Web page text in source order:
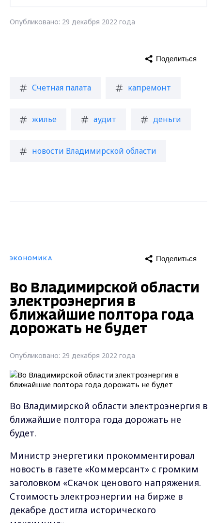
Опубликовано: 29 декабря 2022 года
Счетная палата капремонт
жилье аудит деньги
новости Владимирской области
Поделиться
ЭКОНОМИКА Поделиться
Во Владимирской области
электроэнергия в
ближайшие полтора года
дорожать не будет
Опубликовано: 29 декабря 2022 года
Во Владимирской области электроэнергия в
ближайшие полтора года дорожать не
будет.
Министр энергетики прокомментировал
новость в газете «Коммерсант» с громким
заголовком «Скачок ценового напряжения.
Стоимость электроэнергии на бирже в
декабре достигла исторического